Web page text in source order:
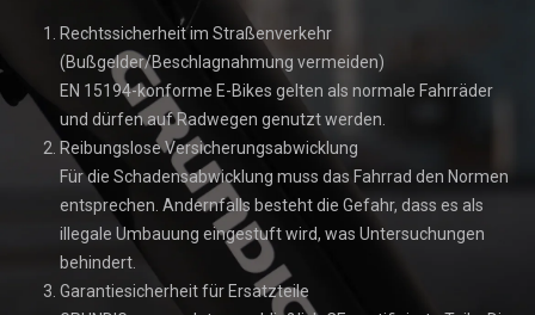
Rechtssicherheit im Straßenverkehr
(Bußgelder/Beschlagnahmung vermeiden)
EN 15194-konforme E-Bikes gelten als normale Fahrräder
und dürfen auf Radwegen genutzt werden.
Reibungslose Versicherungsabwicklung
Für die Schadensabwicklung muss das Fahrrad den Normen
entsprechen. Andernfalls besteht die Gefahr, dass es als
illegale Umbauung eingestuft wird, was Untersuchungen
behindert.
Garantiesicherheit für Ersatzteile